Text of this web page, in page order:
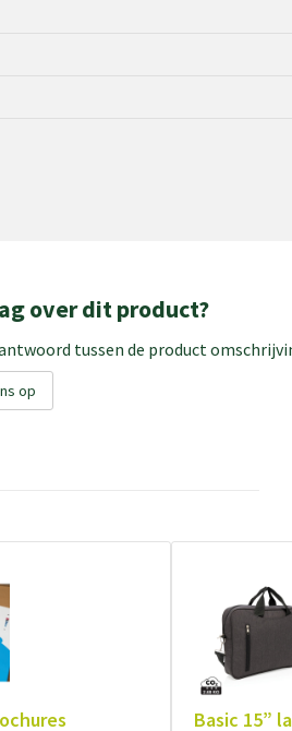
over dit product?
tussen de product
op
Basic 15”